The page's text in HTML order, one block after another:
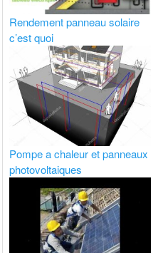
Rendement panneau solaire
c’est quoi
Pompe a chaleur et panneaux
photovoltaiques